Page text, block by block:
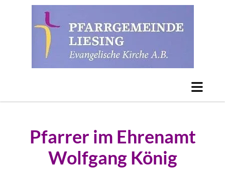
Pfarrer im Ehrenamt
Wolfgang König